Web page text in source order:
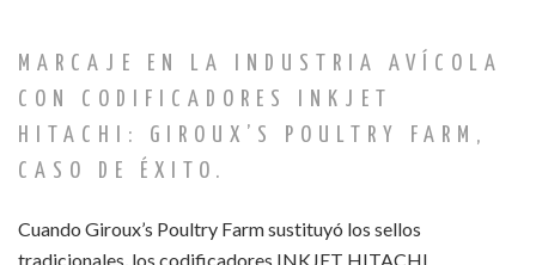
MARCAJE EN LA INDUSTRIA AVÍCOLA
CON CODIFICADORES INKJET
HITACHI: GIROUX’S POULTRY FARM,
CASO DE ÉXITO.
Cuando Giroux’s Poultry Farm sustituyó los sellos
tradicionales, los codificadores INKJET HITACHI